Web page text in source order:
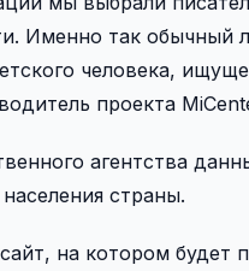
Именно так обычный
человека,
проекта
агентства
страны.
на котором